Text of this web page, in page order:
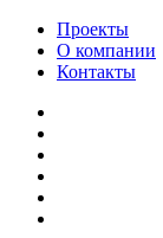
Проекты
О компании
Контакты